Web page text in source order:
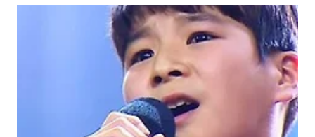
대 향한 그리움 / My longing for you 그대의 그림자에 싸여 / Wrapped in
your shadow 이 한 세월 그대와 함께 하나니 / I have been with you all
these years 그대의 가슴에 /..